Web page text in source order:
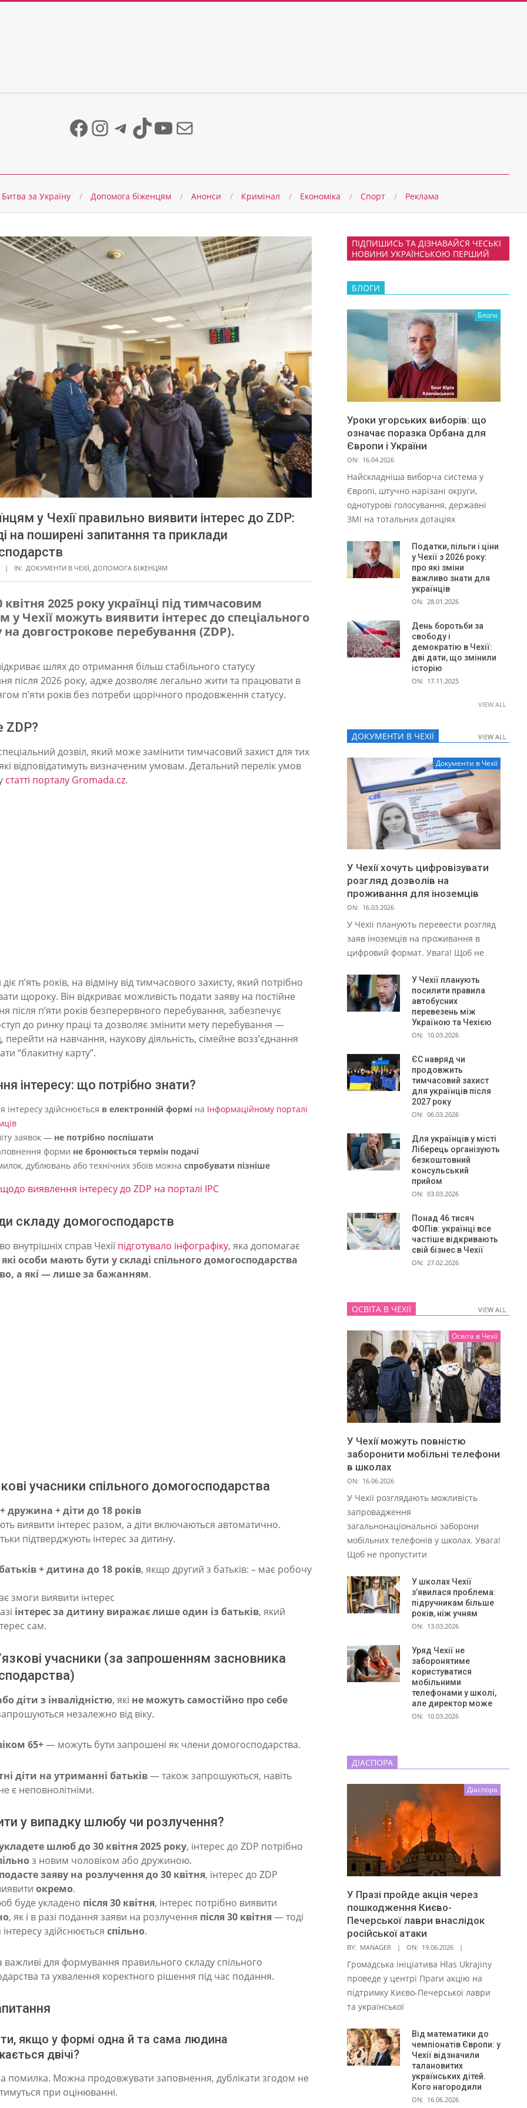
Facebook
Instagram
Telegram
TikTok
YouTube
Mail
Битва за Україну Допомога біженцям Анонси Кримінал Економіка Спорт Реклама
у Чехії правильно виявити інтерес до ZDP:
на поширені запитання та приклади
IN: ДОКУМЕНТИ В ЧЕХІЇ ДОПОМОГА БІЖЕНЦЯМ
квітня 2025 року українці під тимчасовим
у Чехії можуть виявити інтерес до спеціального
на довгострокове перебування (ZDP).
шлях до отримання більш стабільного статусу
після 2026 року, адже дозволяє легально жити та працювати в
п’яти років без потреби щорічного продовження статусу.
ZDP?
дозвіл, який може замінити тимчасовий захист для тих
які відповідатимуть визначеним умовам. Детальний перелік умов
статті порталу Gromada.cz.
п’ять років, на відміну від тимчасового захисту, який потрібно
щороку. Він відкриває можливість подати заяву на постійне
після п’яти років безперервного перебування, забезпечує
до ринку праці та дозволяє змінити мету перебування —
перейти на навчання, наукову діяльність, сімейне возз’єднання
“блакитну карту”.
інтересу: що потрібно знати?
інтересу здійснюється в електронній формі на Інформаційному порталі
заявок — не потрібно поспішати
форми не бронюється термін подачі
дублювань або технічних збоїв можна спробувати пізніше
щодо виявлення інтересу до ZDP на порталі IPC
складу домогосподарств
внутрішніх справ Чехії підготувало інфографіку, яка допомагає
які особи мають бути у складі спільного домогосподарства
а які — лише за бажанням.
учасники спільного домогосподарства
дружина + діти до 18 років
виявити інтерес разом, а діти включаються автоматично.
підтверджують інтерес за дитину.
+ дитина до 18 років, якщо другий з батьків: – має робочу
змоги виявити інтерес
інтерес за дитину виражає лише один із батьків, який
сам.
учасники (за запрошенням засновника
діти з інвалідністю, які не можуть самостійно про себе
незалежно від віку.
65+— можуть бути запрошені як члени домогосподарства.
діти на утриманні батьків— також запрошуються, навіть
є неповнолітніми.
у випадку шлюбу чи розлучення?
шлюб до 30 квітня 2025 року, інтерес до ZDP потрібно
з новим чоловіком або дружиною.
подасте заяву на розлучення до 30 квітня, інтерес до ZDP
окремо.
буде укладено після 30 квітня, інтерес потрібно виявити
, як і в разі подання заяви на розлучення після 30 квітня— тоді
здійснюється спільно.
важливі для формування правильного складу спільного
та ухвалення коректного рішення під час подання.
якщо у формі одна й та сама людина
двічі?
помилка. Можна продовжувати заповнення, дублікати згодом не
при оцінюванні.
ПІДПИШИСЬ ТА ДІЗНАВАЙСЯ ЧЕСЬКІ
НОВИНИ УКРАЇНСЬКОЮ ПЕРШИЙ
БЛОГИ
Блоги
Уроки угорських виборів: що
означає поразка Орбана для
Європи і України
ON: 16.04.2026
Найскладніша виборча система у
Європі, штучно нарізані округи,
однотурові голосування, державні
ЗМІ на тотальних дотаціях
Податки, пільги і ціни
у Чехії з 2026 року:
про які зміни
важливо знати для
українців
ON: 28.01.2026
День боротьби за
свободу і
демократію в Чехії:
дві дати, що змінили
історію
ON: 17.11.2025
VIEW ALL
ДОКУМЕНТИ В ЧЕХІЇ VIEW ALL
Документи в Чехії
У Чехії хочуть цифровізувати
розгляд дозволів на
проживання для іноземців
ON: 16.03.2026
У Чехії планують перевести розгляд
заяв іноземців на проживання в
цифровий формат. Увага! Щоб не
У Чехії планують
посилити правила
автобусних
перевезень між
Україною та Чехією
ON: 10.03.2026
ЄС навряд чи
продовжить
тимчасовий захист
для українців після
2027 року
ON: 06.03.2026
Для українців у місті
Ліберець організують
безкоштовний
консульський
прийом
ON: 03.03.2026
Понад 46 тисяч
ФОПів: українці все
частіше відкривають
свій бізнес в Чехії
ON: 27.02.2026
VIEW ALL
ОСВІТА В ЧЕХІЇ VIEW ALL
Освіта в Чехії
У Чехії можуть повністю
заборонити мобільні телефони
в школах
ON: 16.06.2026
У Чехії розглядають можливість
запровадження
загальнонаціональної заборони
мобільних телефонів у школах. Увага!
Щоб не пропустити
У школах Чехії
з’явилася проблема:
підручникам більше
років, ніж учням
ON: 13.03.2026
Уряд Чехії не
заборонятиме
користуватися
мобільними
телефонами у школі,
але директор може
ON: 10.03.2026
VIEW ALL
ДІАСПОРА
Діаспора
У Празі пройде акція через
пошкодження Києво-
Печерської лаври внаслідок
російської атаки
BY: MANAGER ON: 19.06.2026
Громадська ініціатива Hlas Ukrajiny
проведе у центрі Праги акцію на
підтримку Києво-Печерської лаври
та української
Від математики до
чемпіонатів Європи: у
Чехії відзначили
талановитих
українських дітей.
Кого нагородили
ON: 16.06.2026